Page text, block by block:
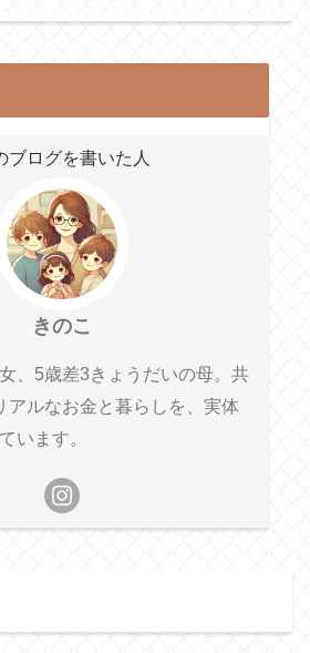
ブログを書いた人
きのこ
、5歳差3きょうだいの母。共
アルなお金と暮らしを、実体
います。